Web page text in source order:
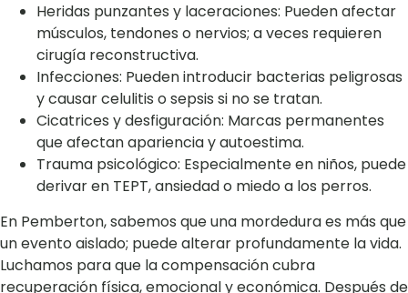
Heridas punzantes y laceraciones: Pueden afectar
músculos, tendones o nervios; a veces requieren
cirugía reconstructiva.
Infecciones: Pueden introducir bacterias peligrosas
y causar celulitis o sepsis si no se tratan.
Cicatrices y desfiguración: Marcas permanentes
que afectan apariencia y autoestima.
Trauma psicológico: Especialmente en niños, puede
derivar en TEPT, ansiedad o miedo a los perros.
En Pemberton, sabemos que una mordedura es más que
un evento aislado; puede alterar profundamente la vida.
Luchamos para que la compensación cubra
recuperación física, emocional y económica. Después de